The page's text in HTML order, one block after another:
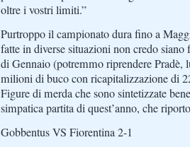
oltre i vostri limiti.”
Purtroppo il campionato dura fino a
fatte in diverse situazioni non credo siano
di Gennaio (potremmo riprendere Pradè,
milioni di buco con ricapitalizzazione di
Figure di merda che sono sintetizzate
simpatica partita di quest’anno, che
Gobbentus VS Fiorentina 2-1